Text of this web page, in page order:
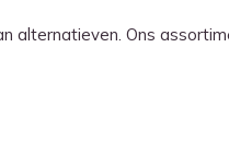
alternatieven. Ons